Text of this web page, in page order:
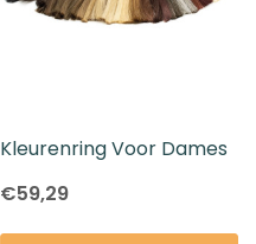
Kleurenring Voor Dames
€59,29